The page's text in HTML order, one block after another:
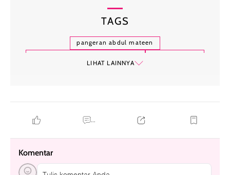
TAGS
pangeran abdul mateen
LIHAT LAINNYA
...
Komentar